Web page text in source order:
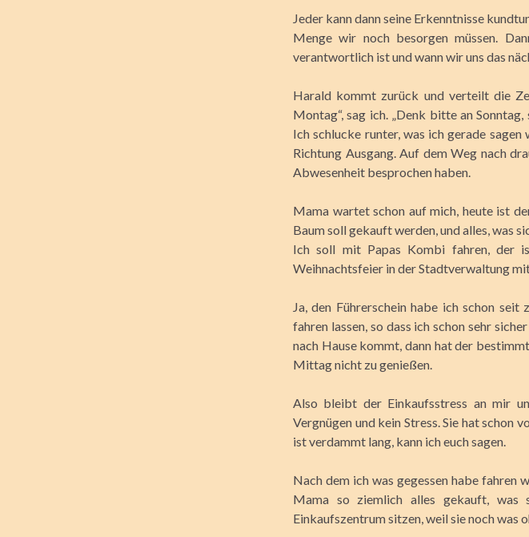
Jeder kann dann seine Erkenntnisse
Menge wir noch besorgen müssen.
verantwortlich ist und wann wir uns das
Harald kommt zurück und verteilt die
Montag“, sag ich. „Denk bitte an
Ich schlucke runter, was ich gerade
Richtung Ausgang. Auf dem Weg nach
Abwesenheit besprochen haben.
Mama wartet schon auf mich, heute ist
Baum soll gekauft werden, und alles, was
Ich soll mit Papas Kombi fahren, der
Weihnachtsfeier in der Stadtverwaltung
Ja, den Führerschein habe ich schon
fahren lassen, so dass ich schon sehr
nach Hause kommt, dann hat der
Mittag nicht zu genießen.
Also bleibt der Einkaufsstress an mir
Vergnügen und kein Stress. Sie hat schon
ist verdammt lang, kann ich euch sagen.
Nach dem ich was gegessen habe fahren
Mama so ziemlich alles gekauft,
Einkaufszentrum sitzen, weil sie noch was